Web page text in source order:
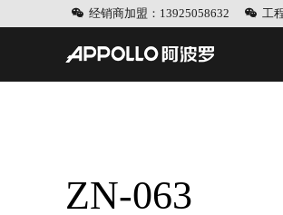
经销商加盟：13925058632 工
ZN-063